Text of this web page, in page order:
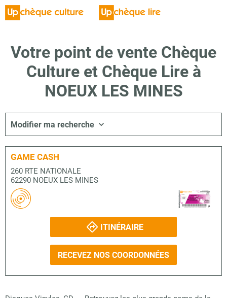
Votre point de vente Chèque
Culture et Chèque Lire à
NOEUX LES MINES
Modifier ma recherche
GAME CASH
260 RTE NATIONALE
62290 NOEUX LES MINES
ITINÉRAIRE
RECEVEZ NOS COORDONNÉES